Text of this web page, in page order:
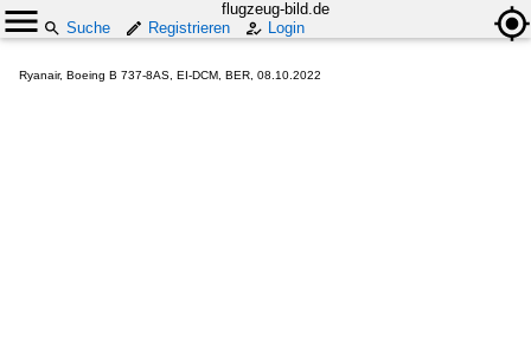
flugzeug-bild.de
Suche
Registrieren Login
Ryanair, Boeing B 737-8AS, EI-DCM, BER, 08.10.2022